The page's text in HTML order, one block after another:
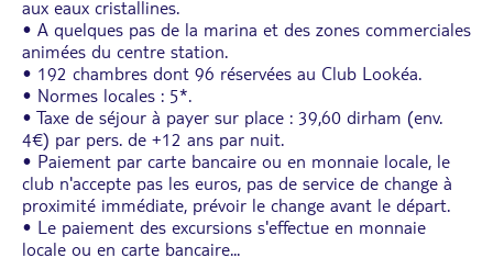
aux eaux cristallines.
• A quelques pas de la marina et des zones commerciales
animées du centre station.
• 192 chambres dont 96 réservées au Club Lookéa.
• Normes locales : 5*.
• Taxe de séjour à payer sur place : 39,60 dirham (env.
4€) par pers. de +12 ans par nuit.
• Paiement par carte bancaire ou en monnaie locale, le
club n'accepte pas les euros, pas de service de change à
proximité immédiate, prévoir le change avant le départ.
• Le paiement des excursions s'effectue en monnaie
locale ou en carte bancaire...